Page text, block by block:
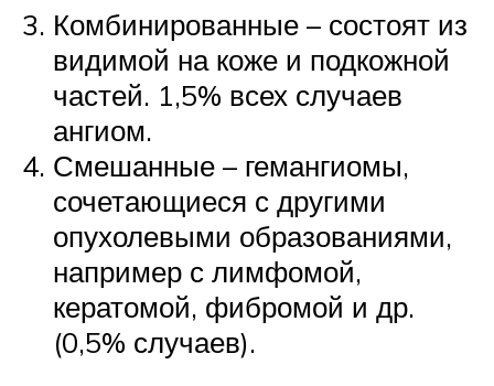
Комбинированные – состоят из
видимой на коже и подкожной
частей. 1,5% всех случаев
ангиом.
Смешанные – гемангиомы,
сочетающиеся с другими
опухолевыми образованиями,
например с лимфомой,
кератомой, фибромой и др.
(0,5% случаев).